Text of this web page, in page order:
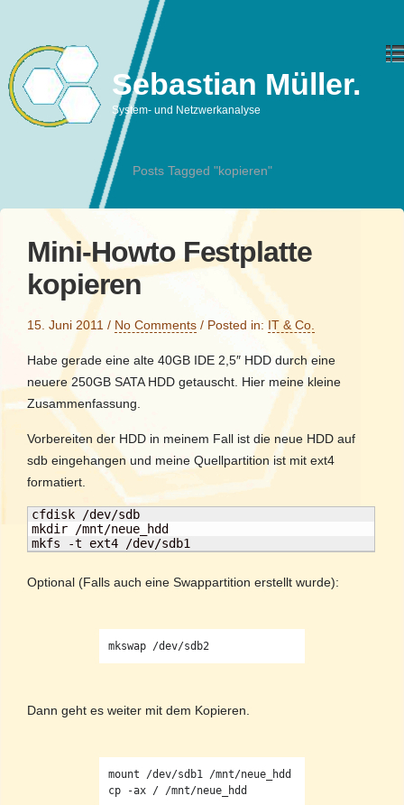
Sebastian Müller.
System- und Netzwerkanalyse
Posts Tagged "kopieren"
Mini-Howto Festplatte
kopieren
15. Juni 2011 / No Comments / Posted in:IT & Co.
Habe gerade eine alte 40GB IDE 2,5″ HDD durch eine
neuere 250GB SATA HDD getauscht. Hier meine kleine
Zusammenfassung.
Vorbereiten der HDD in meinem Fall ist die neue HDD auf
sdb eingehangen und meine Quellpartition ist mit ext4
formatiert.
cfdisk /dev/sdb
mkdir /mnt/neue_hdd
mkfs -t ext4 /dev/sdb1
Optional (Falls auch eine Swappartition erstellt wurde):
Dann geht es weiter mit dem Kopieren.
mount /dev/sdb1 /mnt/neue_hdd